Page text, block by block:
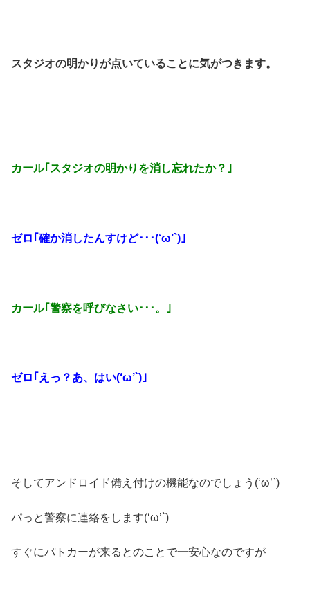
スタジオの明かりが点いていることに気がつきます。
カール｢スタジオの明かりを消し忘れたか？｣
ゼロ｢確か消したんすけど･･･(‘ω’`)｣
カール｢警察を呼びなさい･･･。｣
ゼロ｢えっ？あ、はい(‘ω’`)｣
そしてアンドロイド備え付けの機能なのでしょう(‘ω’`)
パっと警察に連絡をします(‘ω’`)
すぐにパトカーが来るとのことで一安心なのですが